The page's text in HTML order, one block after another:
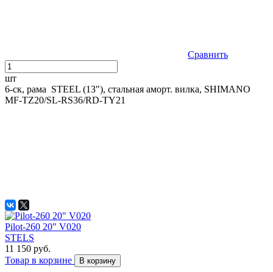
Сравнить
шт
6-ск, рама STEEL (13"), стальная аморт. вилка, SHIMANO
MF-TZ20/SL-RS36/RD-TY21
Pilot-260 20" V020
STELS
11 150 руб.
Товар в корзине
В корзину